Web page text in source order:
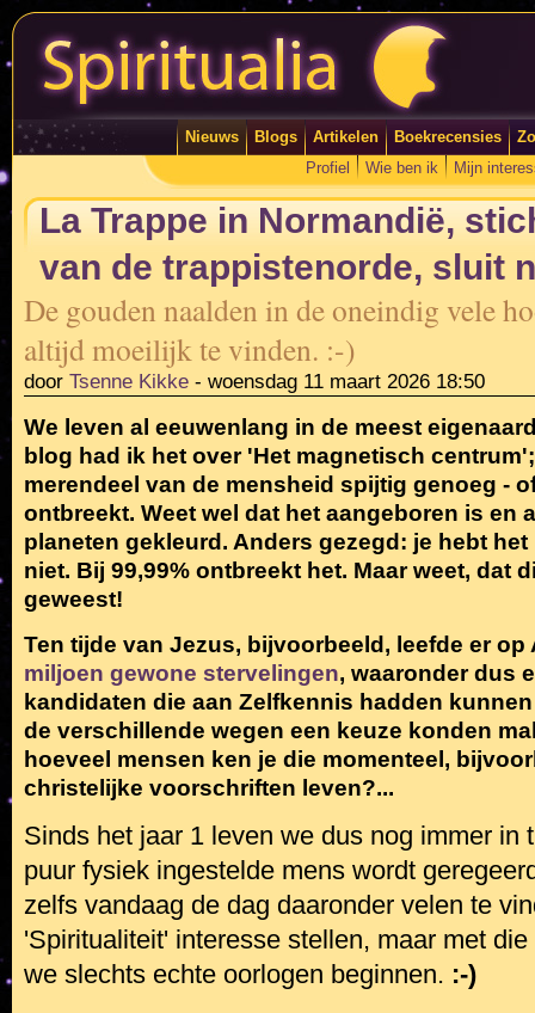
Nieuws Blogs Artikelen Boekrecensies
Profiel
Wie ben ik Mijn
La Trappe in Normandië,
van de trappistenorde, sluit
De gouden naalden in de oneindig vele
altijd moeilijk te vinden. :-)
door Tsenne Kikke - woensdag 11 maart 2026 18:50
We leven al eeuwenlang in de meest
blog had ik het over 'Het magnetisch
merendeel van de mensheid spijtig genoeg -
ontbreekt. Weet wel dat het aangeboren is en
planeten gekleurd. Anders gezegd: je hebt
niet. Bij 99,99% ontbreekt het. Maar weet, dat
geweest!
Ten tijde van Jezus, bijvoorbeeld, leefde er
miljoen gewone stervelingen, waaronder dus
kandidaten die aan Zelfkennis hadden
de verschillende wegen een keuze konden
hoeveel mensen ken je die momenteel,
christelijke voorschriften leven?...
Sinds het jaar 1 leven we dus nog immer in
puur fysiek ingestelde mens wordt
zelfs vandaag de dag daaronder velen te
'Spiritualiteit' interesse stellen, maar met
we slechts echte oorlogen beginnen. :-)